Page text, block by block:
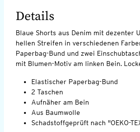
Details
Blaue Shorts aus Denim mit dezenter
hellen Streifen in verschiedenen
Paperbag-Bund und zwei
mit Blumen-Motiv am linken Bein.
Elastischer Paperbag-Bund
2 Taschen
Aufnäher am Bein
Aus Baumwolle
Schadstoffgeprüft nach "OEKO-